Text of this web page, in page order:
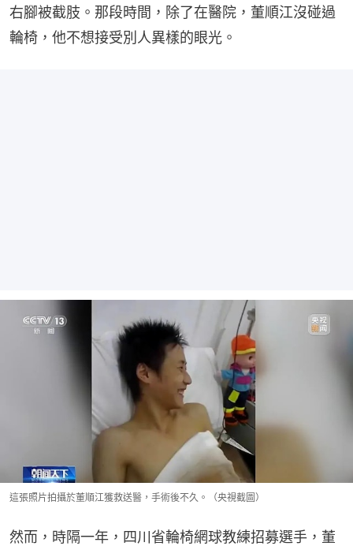
右腳被截肢。那段時間，除了在醫院，董順江沒碰過
輪椅，他不想接受別人異樣的眼光。
這張照片拍攝於董順江獲救送醫，手術後不久。（央視截圖）
然而，時隔一年，四川省輪椅網球教練招募選手，董